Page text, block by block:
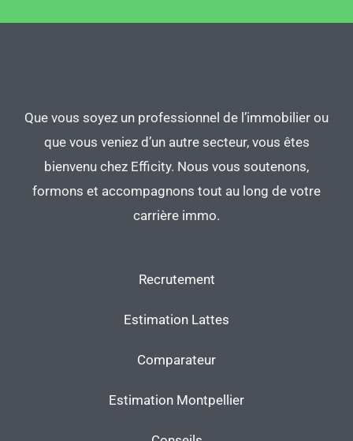
Que vous soyez un professionnel de l’immobilier ou
que vous veniez d’un autre secteur, vous êtes
bienvenu chez Efficity. Nous vous soutenons,
formons et accompagnons tout au long de votre
carrière immo.
Recrutement
Estimation Lattes
Comparateur
Estimation Montpellier